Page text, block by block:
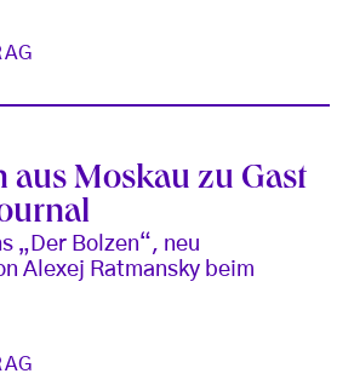
aus Moskau zu Gast
„Der Bolzen“, neu
Alexej Ratmansky beim